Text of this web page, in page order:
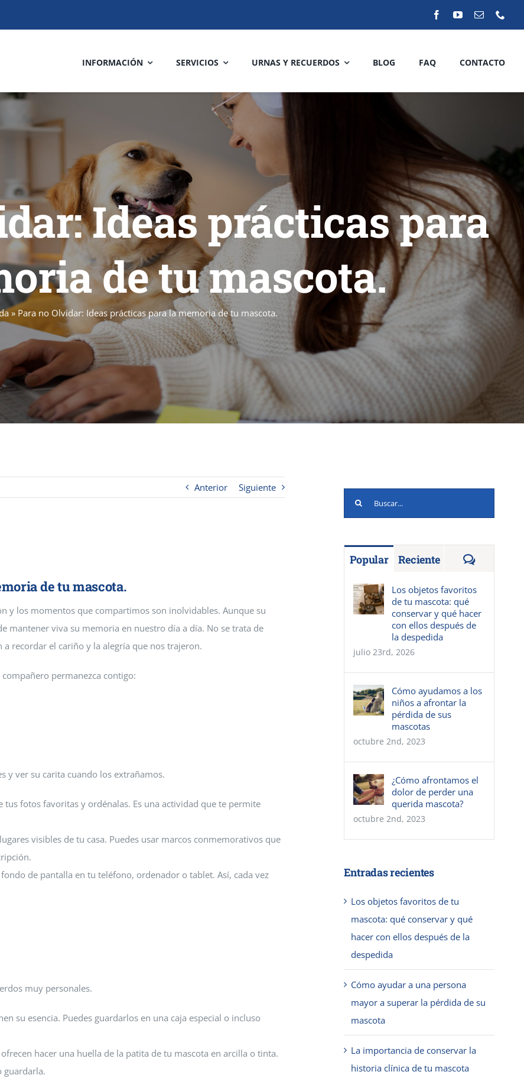
INFORMACIÓN SERVICIOS URNAS Y RECUERDOS BLOG FAQ CONTACTO
Ideas prácticas para
de tu mascota.
» Para no Olvidar: Ideas prácticas para la memoria de tu mascota.
Anterior Siguiente
de tu mascota.
y los momentos que compartimos son inolvidables. Aunque su
mantener viva su memoria en nuestro día a día. No se trata de
recordar el cariño y la alegría que nos trajeron.
permanezca contigo:
y ver su carita cuando los extrañamos.
tus fotos favoritas y ordénalas. Es una actividad que te permite
visibles de tu casa. Puedes usar marcos conmemorativos que
de pantalla en tu teléfono, ordenador o tablet. Así, cada vez
muy personales.
su esencia. Puedes guardarlos en una caja especial o incluso
hacer una huella de la patita de tu mascota en arcilla o tinta.
guardarla.
Buscar:
Popular Reciente
Los objetos favoritos
de tu mascota: qué
conservar y qué hacer
con ellos después de
la despedida
julio 23rd, 2026
Cómo ayudamos a los
niños a afrontar la
pérdida de sus
mascotas
octubre 2nd, 2023
¿Cómo afrontamos el
dolor de perder una
querida mascota?
octubre 2nd, 2023
Entradas recientes
Los objetos favoritos de tu
mascota: qué conservar y qué
hacer con ellos después de la
despedida
Cómo ayudar a una persona
mayor a superar la pérdida de su
mascota
La importancia de conservar la
historia clínica de tu mascota